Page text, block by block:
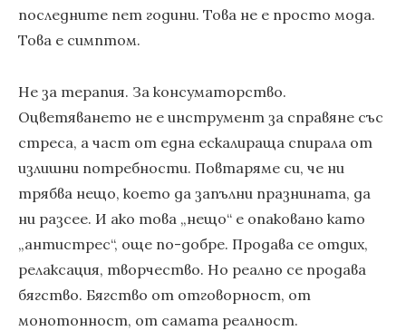
последните пет години. Това не е просто мода.
Това е симптом.
Не за терапия. За консуматорство.
Оцветяването не е инструмент за справяне със
стреса, а част от една ескалираща спирала от
излишни потребности. Повтаряме си, че ни
трябва нещо, което да запълни празнината, да
ни разсее. И ако това „нещо“ е опаковано като
„антистрес“, още по-добре. Продава се отдих,
релаксация, творчество. Но реално се продава
бягство. Бягство от отговорност, от
монотонност, от самата реалност.